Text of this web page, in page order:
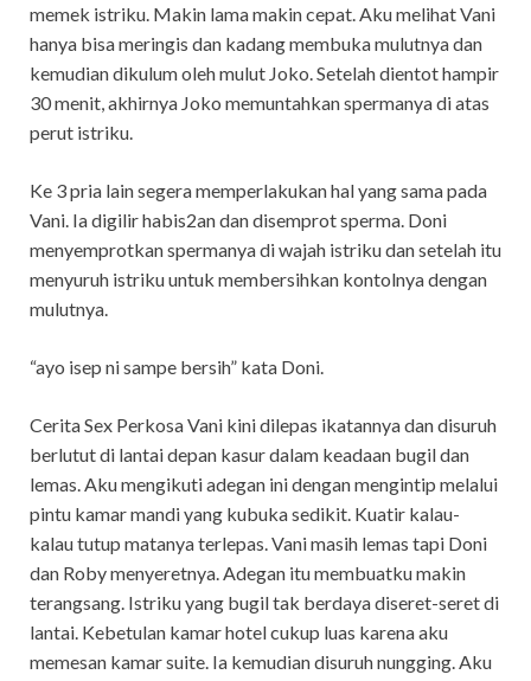
memek istriku. Makin lama makin cepat. Aku melihat Vani
hanya bisa meringis dan kadang membuka mulutnya dan
kemudian dikulum oleh mulut Joko. Setelah dientot hampir
30 menit, akhirnya Joko memuntahkan spermanya di atas
perut istriku.
Ke 3 pria lain segera memperlakukan hal yang sama pada
Vani. Ia digilir habis2an dan disemprot sperma. Doni
menyemprotkan spermanya di wajah istriku dan setelah itu
menyuruh istriku untuk membersihkan kontolnya dengan
mulutnya.
“ayo isep ni sampe bersih” kata Doni.
Cerita Sex Perkosa Vani kini dilepas ikatannya dan disuruh
berlutut di lantai depan kasur dalam keadaan bugil dan
lemas. Aku mengikuti adegan ini dengan mengintip melalui
pintu kamar mandi yang kubuka sedikit. Kuatir kalau-
kalau tutup matanya terlepas. Vani masih lemas tapi Doni
dan Roby menyeretnya. Adegan itu membuatku makin
terangsang. Istriku yang bugil tak berdaya diseret-seret di
lantai. Kebetulan kamar hotel cukup luas karena aku
memesan kamar suite. Ia kemudian disuruh nungging. Aku